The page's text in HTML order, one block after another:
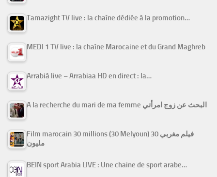
Tamazight TV live : la chaîne dédiée à la promotion…
MEDI 1 TV live : la chaîne Marocaine et du Grand Maghreb
Arrabiâ live – Arrabiaa HD en direct : la…
A la recherche du mari de ma femme البحث عن زوج امرأتي
Film marocain 30 millions (30 Melyoun) فيلم مغربي 30
مليون
BEIN sport Arabia LIVE : Une chaine de sport arabe…